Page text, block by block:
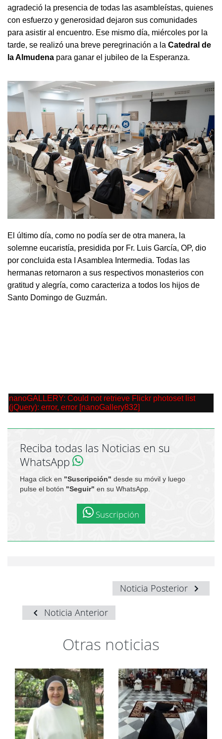
agradeció la presencia de todas las asambleístas, quienes
con esfuerzo y generosidad dejaron sus comunidades
para asistir al encuentro. Ese mismo día, miércoles por la
tarde, se realizó una breve peregrinación a la Catedral de
la Almudena para ganar el jubileo de la Esperanza.
El último día, como no podía ser de otra manera, la
solemne eucaristía, presidida por Fr. Luis García, OP, dio
por concluida esta I Asamblea Intermedia. Todas las
hermanas retornaron a sus respectivos monasterios con
gratitud y alegría, como caracteriza a todos los hijos de
Santo Domingo de Guzmán.
nanoGALLERY: Could not retrieve Flickr photoset list
(jQuery): error, error [nanoGallery832]
Reciba todas las Noticias en su
WhatsApp
Haga click en "Suscripción" desde su móvil y luego
pulse el botón "Seguir" en su WhatsApp.
Suscripción
Noticia Posterior
Noticia Anterior
Otras noticias